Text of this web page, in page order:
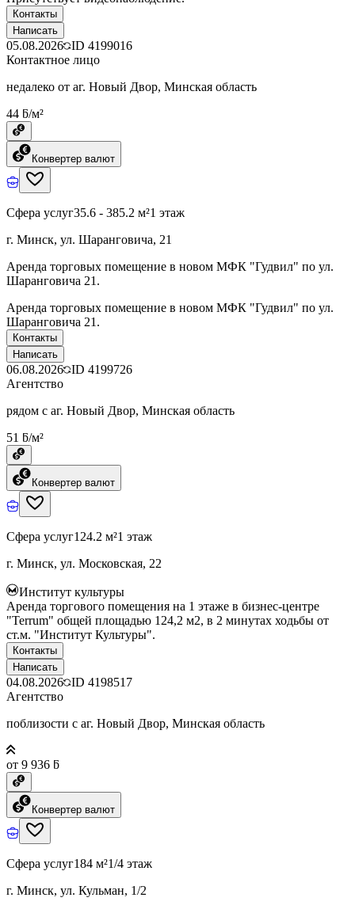
Контакты
Написать
05.08.2026 ID 4199016
Контактное лицо
недалеко от аг. Новый Двор, Минская область
44 ƃ/м²
Конвертер валют
Сфера услуг35.6 - 385.2 м²1 этаж
г. Минск, ул. Шаранговича, 21
Аренда торговых помещение в новом МФК "Гудвил" по ул.
Шаранговича 21.
Аренда торговых помещение в новом МФК "Гудвил" по ул.
Шаранговича 21.
Контакты
Написать
06.08.2026 ID 4199726
Агентство
рядом с аг. Новый Двор, Минская область
51 ƃ/м²
Конвертер валют
Сфера услуг124.2 м²1 этаж
г. Минск, ул. Московская, 22
Институт культуры
Аренда торгового помещения на 1 этаже в бизнес-центре
"Terrum" общей площадью 124,2 м2, в 2 минутах ходьбы от
ст.м. "Институт Культуры".
Контакты
Написать
04.08.2026 ID 4198517
Агентство
поблизости с аг. Новый Двор, Минская область
от 9 936 ƃ
Конвертер валют
Сфера услуг184 м²1/4 этаж
г. Минск, ул. Кульман, 1/2